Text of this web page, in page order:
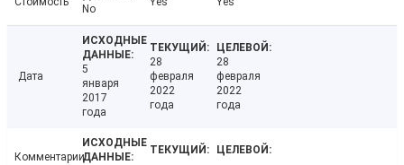
No
Дата
5
января
2017
года
28
февраля
2022
года
28
февраля
2022
года
Комментарии